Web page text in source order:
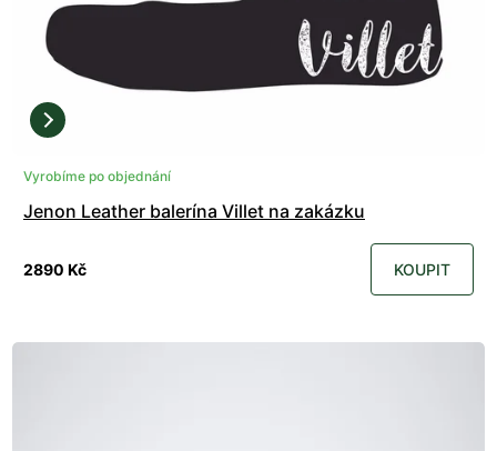
Vyrobíme po objednání
Jenon Leather balerína Villet na zakázku
2890 Kč KOUPIT